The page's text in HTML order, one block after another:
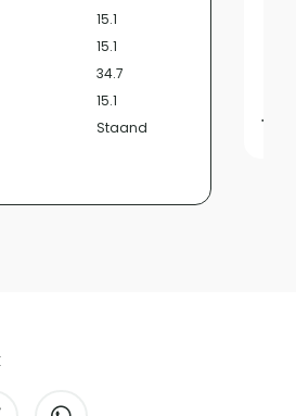
15.1
15.1
34.7
15.1
Staand